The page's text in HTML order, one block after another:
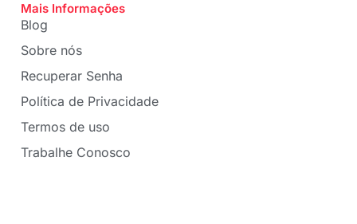
Mais Informações
Blog
Sobre nós
Recuperar Senha
Política de Privacidade
Termos de uso
Trabalhe Conosco